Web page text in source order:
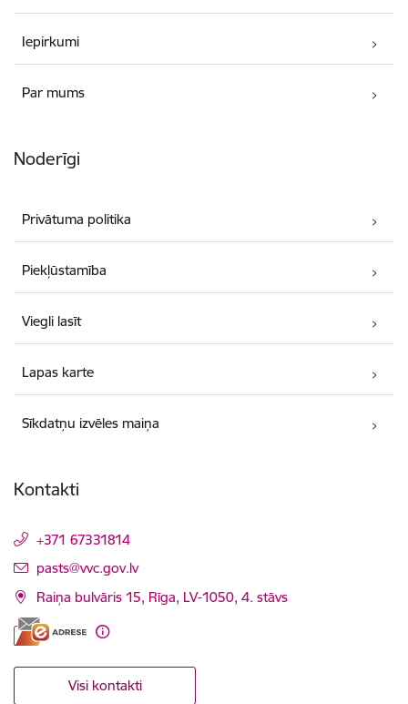
Iepirkumi
Par mums
Noderīgi
Privātuma politika
Piekļūstamība
Viegli lasīt
Lapas karte
Sīkdatņu izvēles maiņa
Kontakti
+371 67331814
E-pasts:
pasts@vvc.gov.lv
Raiņa bulvāris 15, Rīga, LV-1050, 4. stāvs
Visi kontakti